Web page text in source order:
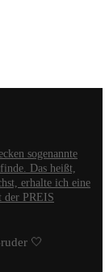
sogenannte
Das heißt,
erhalte ich eine
der PREIS
🤍